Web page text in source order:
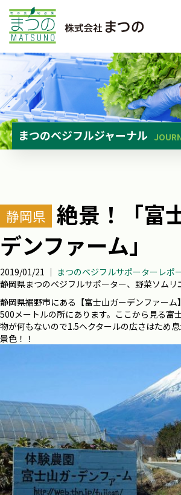
まつのベジフルジャーナル
静岡県
絶景！「富
デンファーム」
2019/01/21 ｜ まつのベジフルサポーターレポ
静岡県まつのベジフルサポーター、野菜ソムリ
静岡県裾野市にある【富士山ガーデンファー
500メートルの所にあります。ここから見る富
物が何もないので1.5ヘクタールの広さはため
景色！！
ホーム
事業紹介
会社紹介
ニュース
お問い合わせ